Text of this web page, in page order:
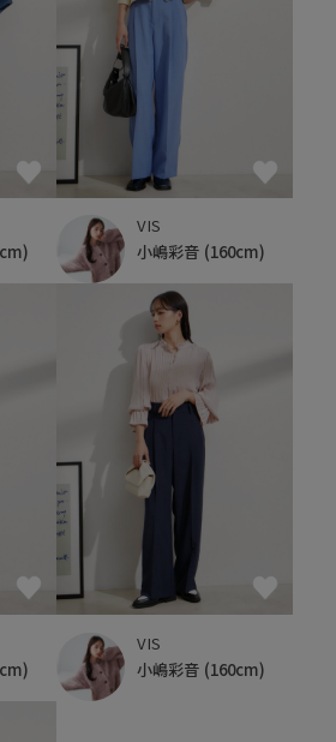
VIS
小嶋彩音 (160cm)
VIS
小嶋彩音 (160cm)